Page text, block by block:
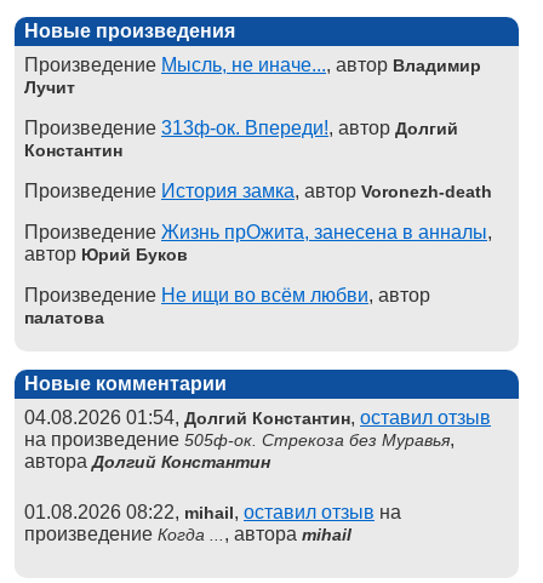
Новые произведения
Произведение Мысль, не иначе..., автор Владимир
Лучит
Произведение 313ф-ок. Впереди!, автор Долгий
Константин
Произведение История замка, автор Voronezh-death
Произведение Жизнь прОжита, занесена в анналы,
автор Юрий Буков
Произведение Не ищи во всём любви, автор
палатова
Новые комментарии
04.08.2026 01:54, Долгий Константин, оставил отзыв
на произведение 505ф-ок. Стрекоза без Муравья,
автораДолгий Константин
01.08.2026 08:22, mihail, оставил отзыв на
произведение Когда ... , автора mihail